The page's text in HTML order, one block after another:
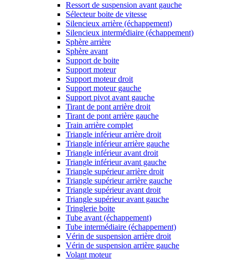
Ressort de suspension avant gauche
Sélecteur boite de vitesse
Silencieux arrière (échappement)
Silencieux intermédiaire (échappement)
Sphère arrière
Sphère avant
Support de boite
Support moteur
Support moteur droit
Support moteur gauche
Support pivot avant gauche
Tirant de pont arrière droit
Tirant de pont arrière gauche
Train arrière complet
Triangle inférieur arrière droit
Triangle inférieur arrière gauche
Triangle inférieur avant droit
Triangle inférieur avant gauche
Triangle supérieur arrière droit
Triangle supérieur arrière gauche
Triangle supérieur avant droit
Triangle supérieur avant gauche
Tringlerie boite
Tube avant (échappement)
Tube intermédiaire (échappement)
Vérin de suspension arrière droit
Vérin de suspension arrière gauche
Volant moteur